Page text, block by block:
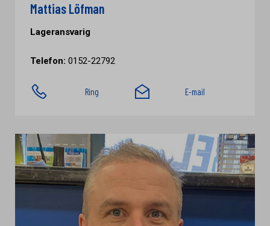
Mattias Löfman
Lageransvarig
Telefon: 0152-22792
Ring E-mail